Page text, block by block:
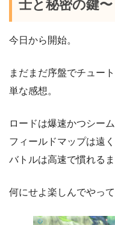
士と秘密の鍵〜
今日から開始。
まだまだ序盤でチュー
単な感想。
ロードは爆速かつシーム
フィールドマップは遠
バトルは高速で慣れる
何にせよ楽しんでやって